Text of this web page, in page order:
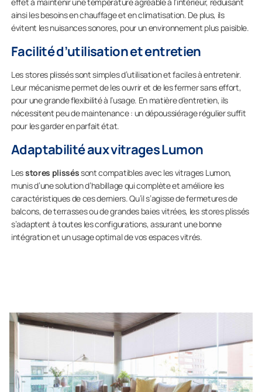
ainsi les besoins en chauffage et en climatisation. De plus, ils
évitent les nuisances sonores, pour un environnement plus paisible.
Facilité d’utilisation et entretien
Les stores plissés sont simples d’utilisation et faciles à entretenir.
Leur mécanisme permet de les ouvrir et de les fermer sans effort,
pour une grande flexibilité à l’usage. En matière d’entretien, ils
nécessitent peu de maintenance : un dépoussiérage régulier suffit
pour les garder en parfait état.
Adaptabilité aux vitrages Lumon
Lesstores plisséssont compatibles avec les vitrages Lumon,
munis d’une solution d’habillage qui complète et améliore les
caractéristiques de ces derniers. Qu’il s’agisse de fermetures de
balcons, de terrasses ou de grandes baies vitrées, les stores plissés
s’adaptent à toutes les configurations, assurant une bonne
intégration et un usage optimal de vos espaces vitrés.